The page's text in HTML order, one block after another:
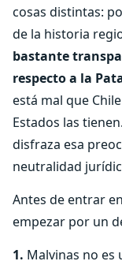
cosas distintas:
de la historia
bastante
respecto a la
está mal que
Estados las
disfraza esa
neutralidad
Antes de entrar
empezar por un
1. Malvinas no